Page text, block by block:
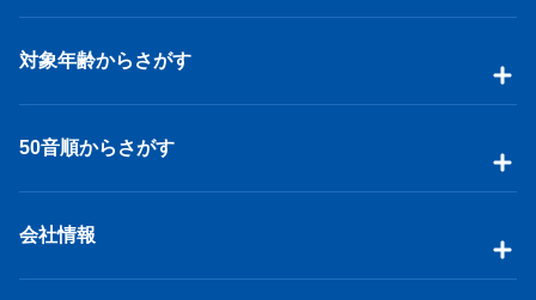
対象年齢からさがす
50音順からさがす
会社情報